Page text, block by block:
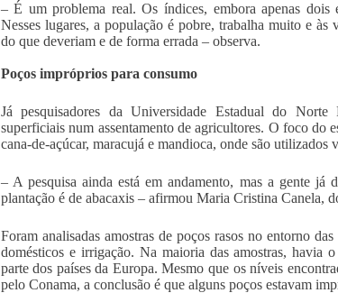
– É um problema real. Os índices, embora apenas dois
Nesses lugares, a população é pobre, trabalha muito e
do que deveriam e de forma errada – observa.
Poços impróprios para consumo
Já pesquisadores da Universidade Estadual do Norte
superficiais num assentamento de agricultores. O foco
cana-de-açúcar, maracujá e mandioca, onde são utilizados
– A pesquisa ainda está em andamento, mas a gente já
plantação é de abacaxis – afirmou Maria Cristina Canela,
Foram analisadas amostras de poços rasos no entorno
domésticos e irrigação. Na maioria das amostras, havia
parte dos países da Europa. Mesmo que os níveis
pelo Conama, a conclusão é que alguns poços estavam